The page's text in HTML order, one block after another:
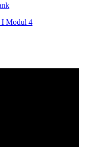
I Modul 4